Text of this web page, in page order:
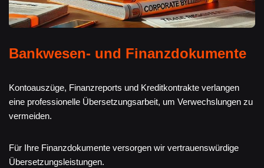
Bankwesen- und Finanzdokumente
Kontoauszüge, Finanzreports und Kreditkontrakte verlangen
eine professionelle Übersetzungsarbeit, um Verwechslungen zu
vermeiden.
Für Ihre Finanzdokumente versorgen wir vertrauenswürdige
Übersetzungsleistungen.